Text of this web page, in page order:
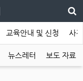
교육안내 및 신청 사
뉴스레터 보도 자료